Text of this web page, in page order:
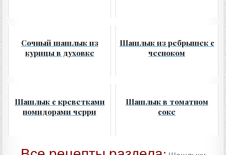
Сочный шашлык из
курицы в духовке
Шашлык из ребрышек с
чесноком
Шашлык с креветками
помидорами черри
Шашлык в томатном
соке